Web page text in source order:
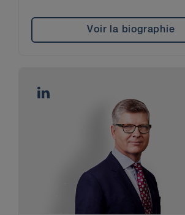
Voir la biographie